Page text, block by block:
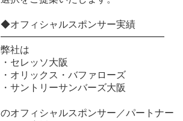
◆オフィシャルスポンサー実績
━━━━━━━━━━━━━━━━━
弊社は
・セレッソ大阪
・オリックス・バファローズ
・サントリーサンバーズ大阪
のオフィシャルスポンサー／パートナー